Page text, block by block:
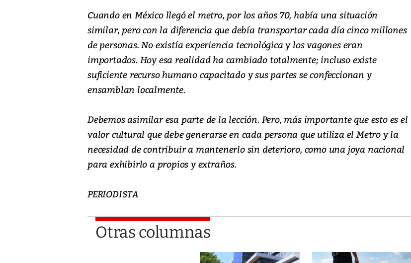
Cuando en México llegó el metro, por los años 70, había una situación
similar, pero con la diferencia que debía transportar cada día cinco millones
de personas. No existía experiencia tecnológica y los vagones eran
importados. Hoy esa realidad ha cambiado totalmente; incluso existe
suficiente recurso humano capacitado y sus partes se confeccionan y
ensamblan localmente.
Debemos asimilar esa parte de la lección. Pero, más importante que esto es el
valor cultural que debe generarse en cada persona que utiliza el Metro y la
necesidad de contribuir a mantenerlo sin deterioro, como una joya nacional
para exhibirlo a propios y extraños.
PERIODISTA
Otras columnas